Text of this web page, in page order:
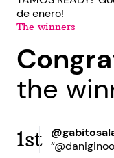
de enero!
The winners
the
1st